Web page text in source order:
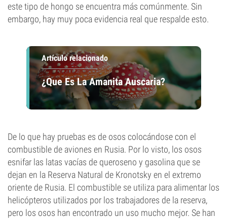
este tipo de hongo se encuentra más comúnmente. Sin
embargo, hay muy poca evidencia real que respalde esto.
Artículo relacionado
¿Que Es La Amanita Auscaria?
De lo que hay pruebas es de osos colocándose con el
combustible de aviones en Rusia. Por lo visto, los osos
esnifar las latas vacías de queroseno y gasolina que se
dejan en la Reserva Natural de Kronotsky en el extremo
oriente de Rusia. El combustible se utiliza para alimentar los
helicópteros utilizados por los trabajadores de la reserva,
pero los osos han encontrado un uso mucho mejor. Se han